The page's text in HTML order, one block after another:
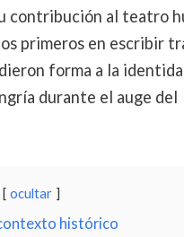
contribución al teatro
primeros en escribir
forma a la
durante el auge del
ocultar
histórico